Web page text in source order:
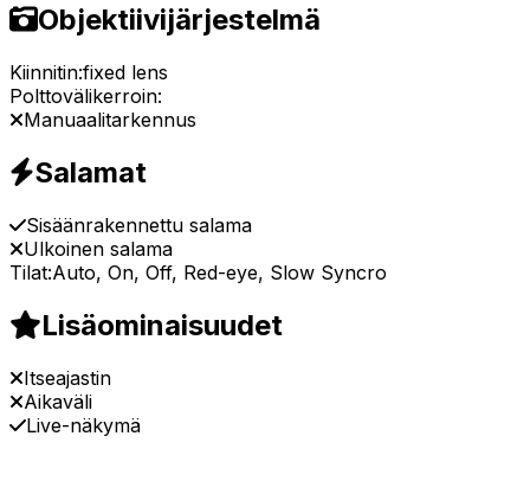
Objektiivijärjestelmä
Kiinnitin:fixed lens
Polttovälikerroin:
Manuaalitarkennus
Salamat
Sisäänrakennettu salama
Ulkoinen salama
Tilat:Auto, On, Off, Red-eye, Slow Syncro
Lisäominaisuudet
Itseajastin
Aikaväli
Live-näkymä